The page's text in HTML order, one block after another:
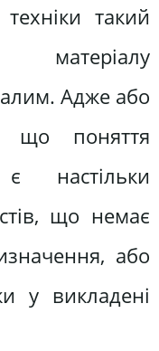
такий
матеріалу
Адже або
що поняття
настільки
що немає
або
у викладені